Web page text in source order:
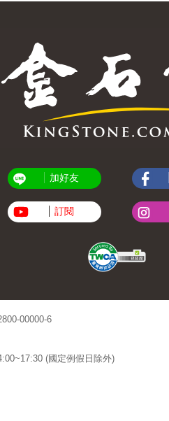
加好友
訂閱
00000-6
(國定例假日除外)